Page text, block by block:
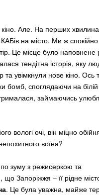
Але. На перших
на місто. Ми ж
Це місце було наповнене
тендітна історія, яку
увімкнули нове кіно. Ось
бомб, споглядаючи на білій
трималася, займаючись
вологі очі, він міцно
воїна?
по зуму з режисеркою та
що Запоріжжя – її рідне
. Це була уважна, майже